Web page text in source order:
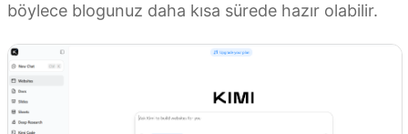
böylece blogunuz daha kısa sürede hazır olabilir.